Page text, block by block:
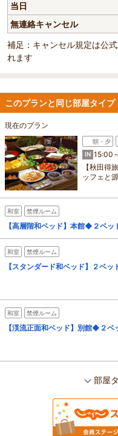
当日
無連絡キャンセル
補足：キャンセル規定は公
れます
このプランと同じ部屋タイプ
現在のプラン
朝・夕
IN 15:00
【秋田得
ッフェと
和室 禁煙ルーム
【高層階和ベッド】本館◆２ベ
和室 禁煙ルーム
【スタンダード和ベッド】２ベ
和室 禁煙ルーム
【渓流正面和ベッド】別館◆２
部屋